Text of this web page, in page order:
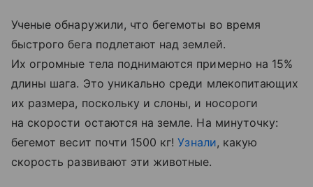
Ученые обнаружили, что бегемоты во время
быстрого бега подлетают над землей.
Их огромные тела поднимаются примерно на 15%
длины шага. Это уникально среди млекопитающих
их размера, поскольку и слоны, и носороги
на скорости остаются на земле. На минуточку:
бегемот весит почти 1500 кг!Узнали, какую
скорость развивают эти животные.